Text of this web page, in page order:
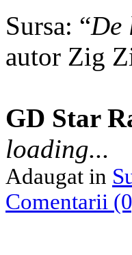
Sursa: “De
autor Zig
GD Star
loading...
Adaugat in
Comentarii